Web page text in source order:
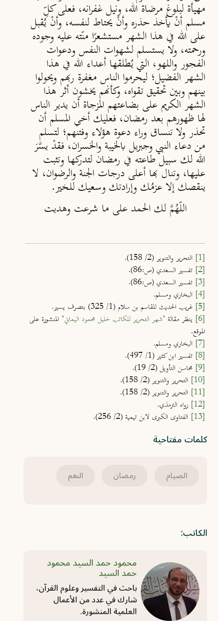
مهيأة لبلوغ مرضاة الله، ونيل غفرانه، فعلى كلِّ
مسلم أنْ يأخذ حذره وأنْ يحتاط لنفسه، وأنْ يُقبل
على الله في هذا الشهر مستشعرًا منّته عليه وجوده
ورحمته، ولا يستسلم لشهوات النفس ودعوات
الفجور واللهو، التي يُطلقها أعداء الله في هذا
الشهر الفضيل؛ ليحرموا الناس مغفرة ربهم ويحولوا
بينهم وبين تحقيق تقواه، وكأنهم يخشون أثر هذا
الشهر الكريم على بضاعتهم المزجاة أن يدير الناس
لها ظهورهم بعد رمضان، فعليك أخي المسلم أن
تحذر ولا تنساق وراء دعوة هؤلاء وفتنهم؛ لتسلم
من دعاء النبي وجبريل بالخيبة والخسران، فقدْ يسَّرَ
الله لك سبيل طاعته في رمضان لتدركها وتثبت
عليها، وتنال بها أعلى درجات الجنة والرضوان، لا
ينقصك إلا عزمُك وإرادتك وسعيك للخير.
اللّهُمَّ لك الحمد على ما شرعت وهديت
[1]
التحرير والتنوير (2/ 158).
[2]
تفسير السعدي (ص:86).
[3]
تفسير السعدي (ص:86).
[4]
البخاري ومسلم.
[5]
غريب الحديث للقاسم بن سلام (1/ 325) بتصرف يسير.
[6]
ينظر مقالة "شهر التحرير للكاتب خليل محمود اليماني" المنشورة على
الموقع.
[7]
البخاري ومسلم.
[8]
تفسير ابن كثير (1/ 497).
[9]
محاسن التأويل (2/ 19).
[10]
التحرير والتنوير (2/ 158).
[11]
التحرير والتنوير (2/ 158).
[12]
رواه الترمذي.
[13]
الفتاوى الكبرى لابن تيمية (2/ 256).
كلمات مفتاحية
الصيام رمضان النعم
الكاتب:
محمود حمد السيد محمود
حمد السيد
باحث في التفسير وعلوم القرآن،
شارك في عدد من الأعمال
العلمية المنشورة.